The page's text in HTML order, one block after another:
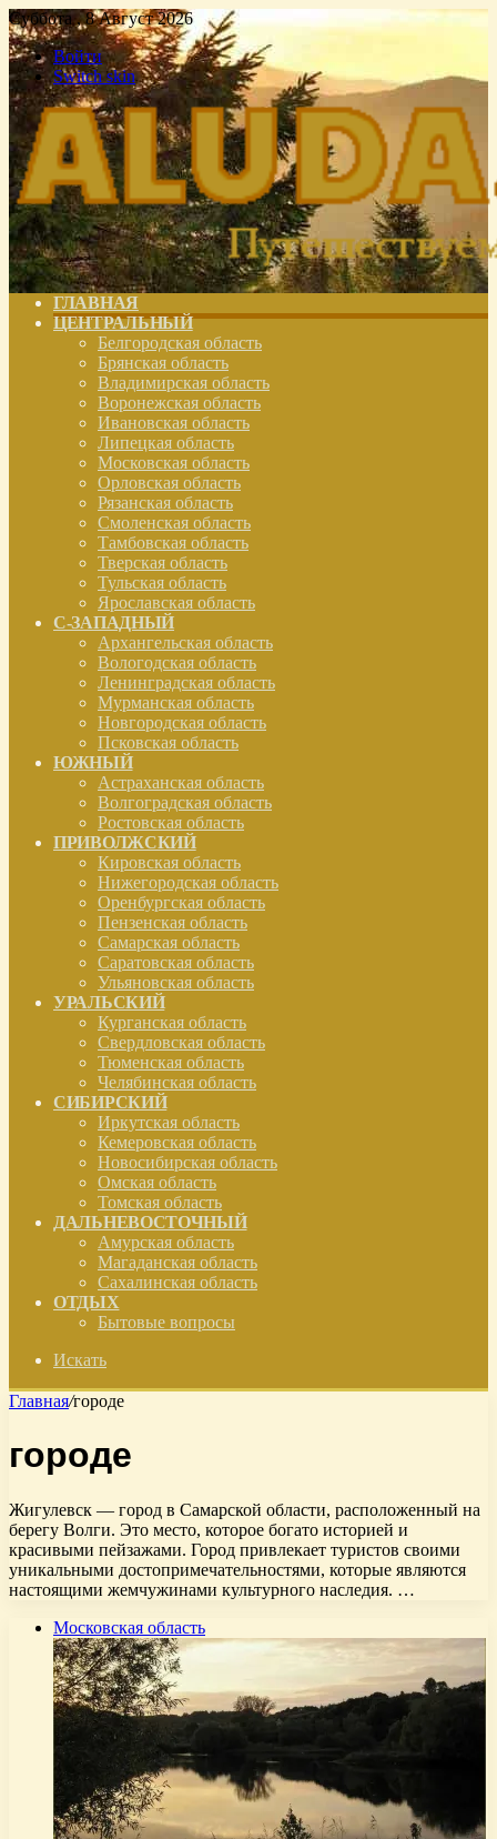
Суббота , 8 Август 2026
Войти
Switch skin
ГЛАВНАЯ
ЦЕНТРАЛЬНЫЙ
Белгородская область
Брянская область
Владимирская область
Воронежская область
Ивановская область
Липецкая область
Московская область
Орловская область
Рязанская область
Смоленская область
Тамбовская область
Тверская область
Тульская область
Ярославская область
С-ЗАПАДНЫЙ
Архангельская область
Вологодская область
Ленинградская область
Мурманская область
Новгородская область
Псковская область
ЮЖНЫЙ
Астраханская область
Волгоградская область
Ростовская область
ПРИВОЛЖСКИЙ
Кировская область
Нижегородская область
Оренбургская область
Пензенская область
Самарская область
Саратовская область
Ульяновская область
УРАЛЬСКИЙ
Курганская область
Свердловская область
Тюменская область
Челябинская область
СИБИРСКИЙ
Иркутская область
Кемеровская область
Новосибирская область
Омская область
Томская область
ДАЛЬНЕВОСТОЧНЫЙ
Амурская область
Магаданская область
Сахалинская область
ОТДЫХ
Бытовые вопросы
Искать
Главная/городе
городе
Жигулевск — город в Самарской области, расположенный на
берегу Волги. Это место, которое богато историей и
красивыми пейзажами. Город привлекает туристов своими
уникальными достопримечательностями, которые являются
настоящими жемчужинами культурного наследия. …
Московская область